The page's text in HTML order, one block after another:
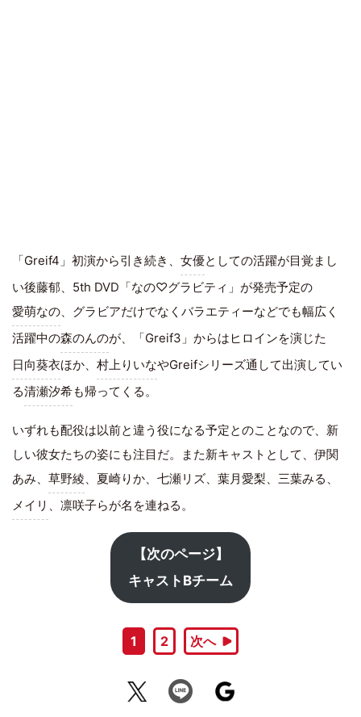
「Greif4」初演から引き続き、 女優としての活躍が目覚まし
い後藤郁、5th DVD「なの♡グラビティ」が発売予定の
愛萌なの 、グラビアだけでなくバラエティーなどでも幅広く
活躍中の森のんのが、「Greif3」からはヒロインを演じた
日向葵衣ほか、 村上りいなやGreifシリーズ通して出演してい
る清瀬汐希も帰ってくる。
いずれも配役は以前と違う役になる予定とのことなので、新
しい彼女たちの姿にも注目だ。また新キャストとして、伊関
あみ、 草野綾 、夏崎りか、七瀬リズ、葉月愛梨、三葉みる、
メイリ
、凛咲子らが名を連ねる。
【次のページ】
キャストBチーム
1 2 次へ